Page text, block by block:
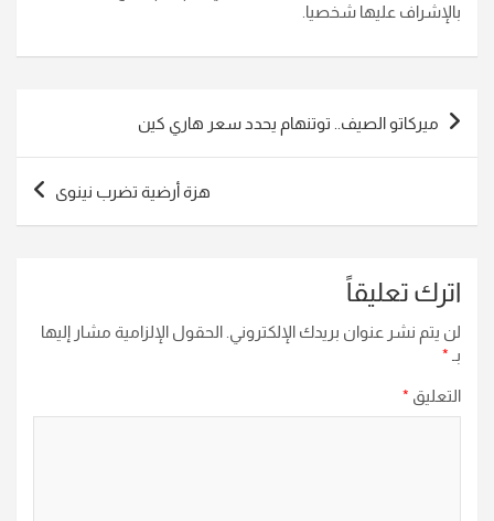
بالإشراف عليها شخصيا.
تصفّح
المقالات
ميركاتو الصيف.. توتنهام يحدد سعر هاري كين
هزة أرضية تضرب نينوى
اترك تعليقاً
لن يتم نشر عنوان بريدك الإلكتروني. الحقول الإلزامية مشار إليها
بـ *
التعليق *